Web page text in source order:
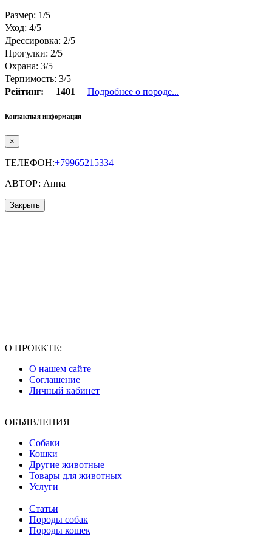
Размер: 1/5
Уход: 4/5
Дрессировка: 2/5
Прогулки: 2/5
Охрана: 3/5
Терпимость: 3/5
Рейтинг:
1401 Подробнее о породе...
Контактная информация
×
ТЕЛЕФОН:+79965215334
АВТОР: Анна
Закрыть
О ПРОЕКТЕ:
О нашем сайте
Соглашение
Личный кабинет
ОБЪЯВЛЕНИЯ
Собаки
Кошки
Другие животные
Товары для животных
Услуги
Статьи
Породы собак
Породы кошек